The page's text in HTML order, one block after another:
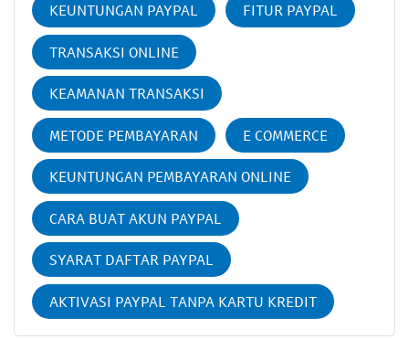
KEUNTUNGAN PAYPAL FITUR PAYPAL
TRANSAKSI ONLINE
KEAMANAN TRANSAKSI
METODE PEMBAYARAN E COMMERCE
KEUNTUNGAN PEMBAYARAN ONLINE
CARA BUAT AKUN PAYPAL
SYARAT DAFTAR PAYPAL
AKTIVASI PAYPAL TANPA KARTU KREDIT